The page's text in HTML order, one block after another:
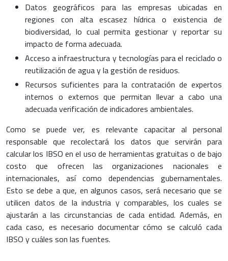
Datos geográficos para las empresas ubicadas en
regiones con alta escasez hídrica o existencia de
biodiversidad, lo cual permita gestionar y reportar su
impacto de forma adecuada.
Acceso a infraestructura y tecnologías para el reciclado o
reutilización de agua y la gestión de residuos.
Recursos suficientes para la contratación de expertos
internos o externos que permitan llevar a cabo una
adecuada verificación de indicadores ambientales.
Como se puede ver, es relevante capacitar al personal
responsable que recolectará los datos que servirán para
calcular los IBSO en el uso de herramientas gratuitas o de bajo
costo que ofrecen las organizaciones nacionales e
internacionales, así como dependencias gubernamentales.
Esto se debe a que, en algunos casos, será necesario que se
utilicen datos de la industria y comparables, los cuales se
ajustarán a las circunstancias de cada entidad. Además, en
cada caso, es necesario documentar cómo se calculó cada
IBSO y cuáles son las fuentes.